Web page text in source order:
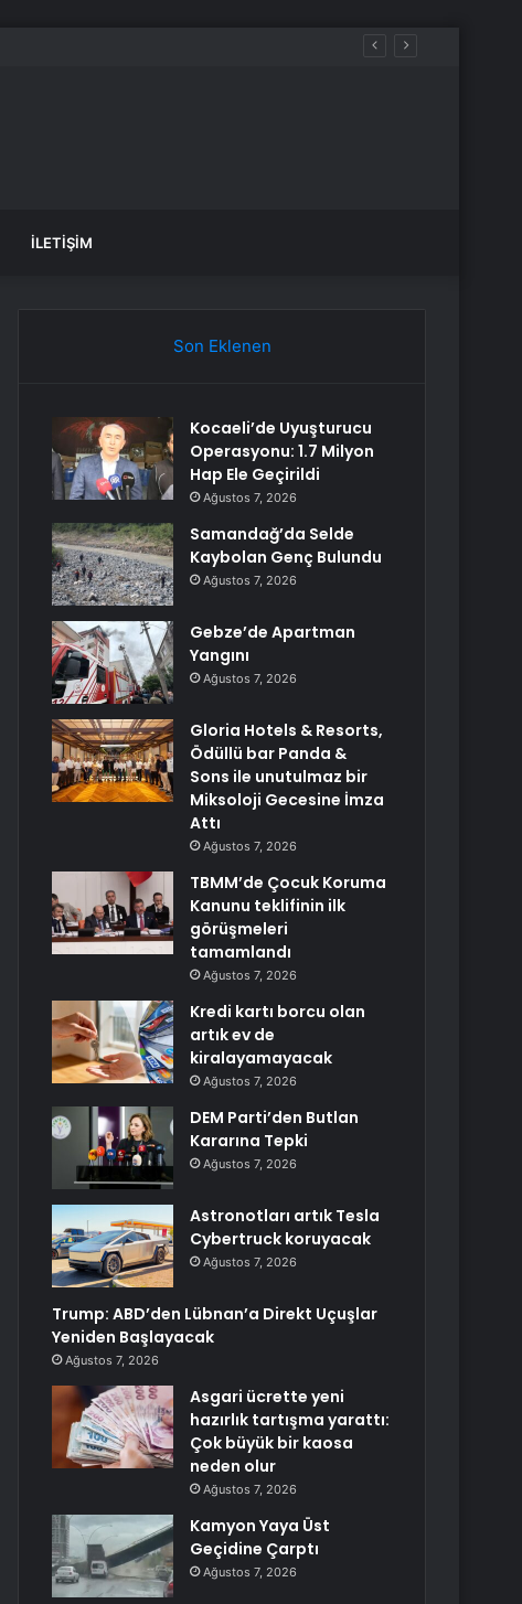
İLETIŞIM
Son Eklenen
Kocaeli’de Uyuşturucu
Operasyonu: 1.7 Milyon
Hap Ele Geçirildi
Ağustos 7, 2026
Samandağ’da Selde
Kaybolan Genç Bulundu
Ağustos 7, 2026
Gebze’de Apartman
Yangını
Ağustos 7, 2026
Gloria Hotels & Resorts,
Ödüllü bar Panda &
Sons ile unutulmaz bir
Miksoloji Gecesine İmza
Attı
Ağustos 7, 2026
TBMM’de Çocuk Koruma
Kanunu teklifinin ilk
görüşmeleri
tamamlandı
Ağustos 7, 2026
Kredi kartı borcu olan
artık ev de
kiralayamayacak
Ağustos 7, 2026
DEM Parti’den Butlan
Kararına Tepki
Ağustos 7, 2026
Astronotları artık Tesla
Cybertruck koruyacak
Ağustos 7, 2026
Trump: ABD’den Lübnan’a Direkt Uçuşlar
Yeniden Başlayacak
Ağustos 7, 2026
Asgari ücrette yeni
hazırlık tartışma yarattı:
Çok büyük bir kaosa
neden olur
Ağustos 7, 2026
Kamyon Yaya Üst
Geçidine Çarptı
Ağustos 7, 2026